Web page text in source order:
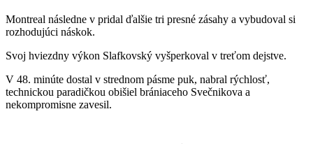
Montreal následne v pridal ďalšie tri presné zásahy a vybudoval si
rozhodujúci náskok.
Svoj hviezdny výkon Slafkovský vyšperkoval v treťom dejstve.
V 48. minúte dostal v strednom pásme puk, nabral rýchlosť,
technickou paradičkou obišiel brániaceho Svečnikova a
nekompromisne zavesil.